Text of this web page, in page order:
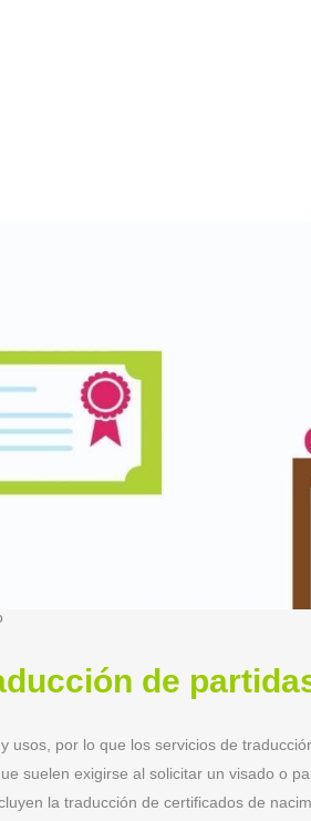
de
por lo que los servicios de
suelen exigirse al solicitar un visado o
la traducción de certificados de